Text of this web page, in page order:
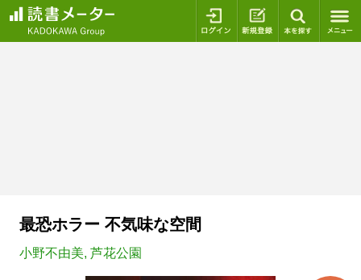
ログイン 新規登録
最恐ホラー 不気味な空間
小野不由美, 芦花公園